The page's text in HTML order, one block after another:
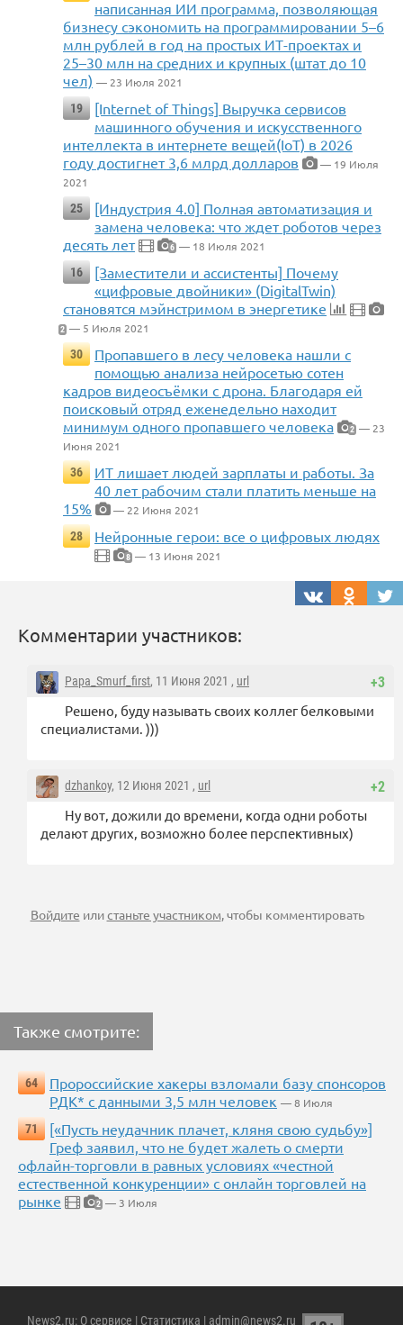
написанная ИИ программа, позволяющая
бизнесу сэкономить на программировании 5–6
млн рублей в год на простых ИТ-проектах и
25–30 млн на средних и крупных (штат до 10
чел) — 23 Июля 2021
19
[Internet of Things] Выручка сервисов
машинного обучения и искусственного
интеллекта в интернете вещей(IoT) в 2026
году достигнет 3,6 млрд долларов
— 19 Июля
2021
25
[Индустрия 4.0] Полная автоматизация и
замена человека: что ждет роботов через
десять лет
6 — 18 Июля 2021
16
[Заместители и ассистенты] Почему
«цифровые двойники» (DigitalTwin)
становятся мэйнстримом в энергетике
2 — 5 Июля 2021
30
Пропавшего в лесу человека нашли с
помощью анализа нейросетью сотен
кадров видеосъёмки с дрона. Благодаря ей
поисковый отряд еженедельно находит
минимум одного пропавшего человека
2 — 23
Июня 2021
36
ИТ лишает людей зарплаты и работы. За
40 лет рабочим стали платить меньше на
15%
— 22 Июня 2021
28
Нейронные герои: все о цифровых людях
8 — 13 Июня 2021
Комментарии участников:
+3
Papa_Smurf_first, 11 Июня 2021 , url
Решено, буду называть своих коллег белковыми
специалистами. )))
+2
dzhankoy, 12 Июня 2021 , url
Ну вот, дожили до времени, когда одни роботы
делают других, возможно более перспективных)
Войдите илистаньте участником, чтобы комментировать
Также смотрите:
64
Пророссийские хакеры взломали базу спонсоров
РДК* с данными 3,5 млн человек — 8 Июля
71
[«Пусть неудачник плачет, кляня свою судьбу»]
Греф заявил, что не будет жалеть о смерти
офлайн-торговли в равных условиях «честной
естественной конкуренции» с онлайн торговлей на
рынке
2 — 3 Июля
News2.ru: О сервисе | Статистика | admin@news2.ru